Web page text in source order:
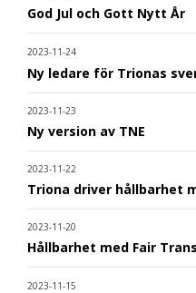
God Jul och Gott Nytt År
2023-11-24
Ny ledare för Trionas
2023-11-23
Ny version av TNE
2023-11-22
Triona driver hållbarhet
2023-11-20
Hållbarhet med Fair
2023-11-15